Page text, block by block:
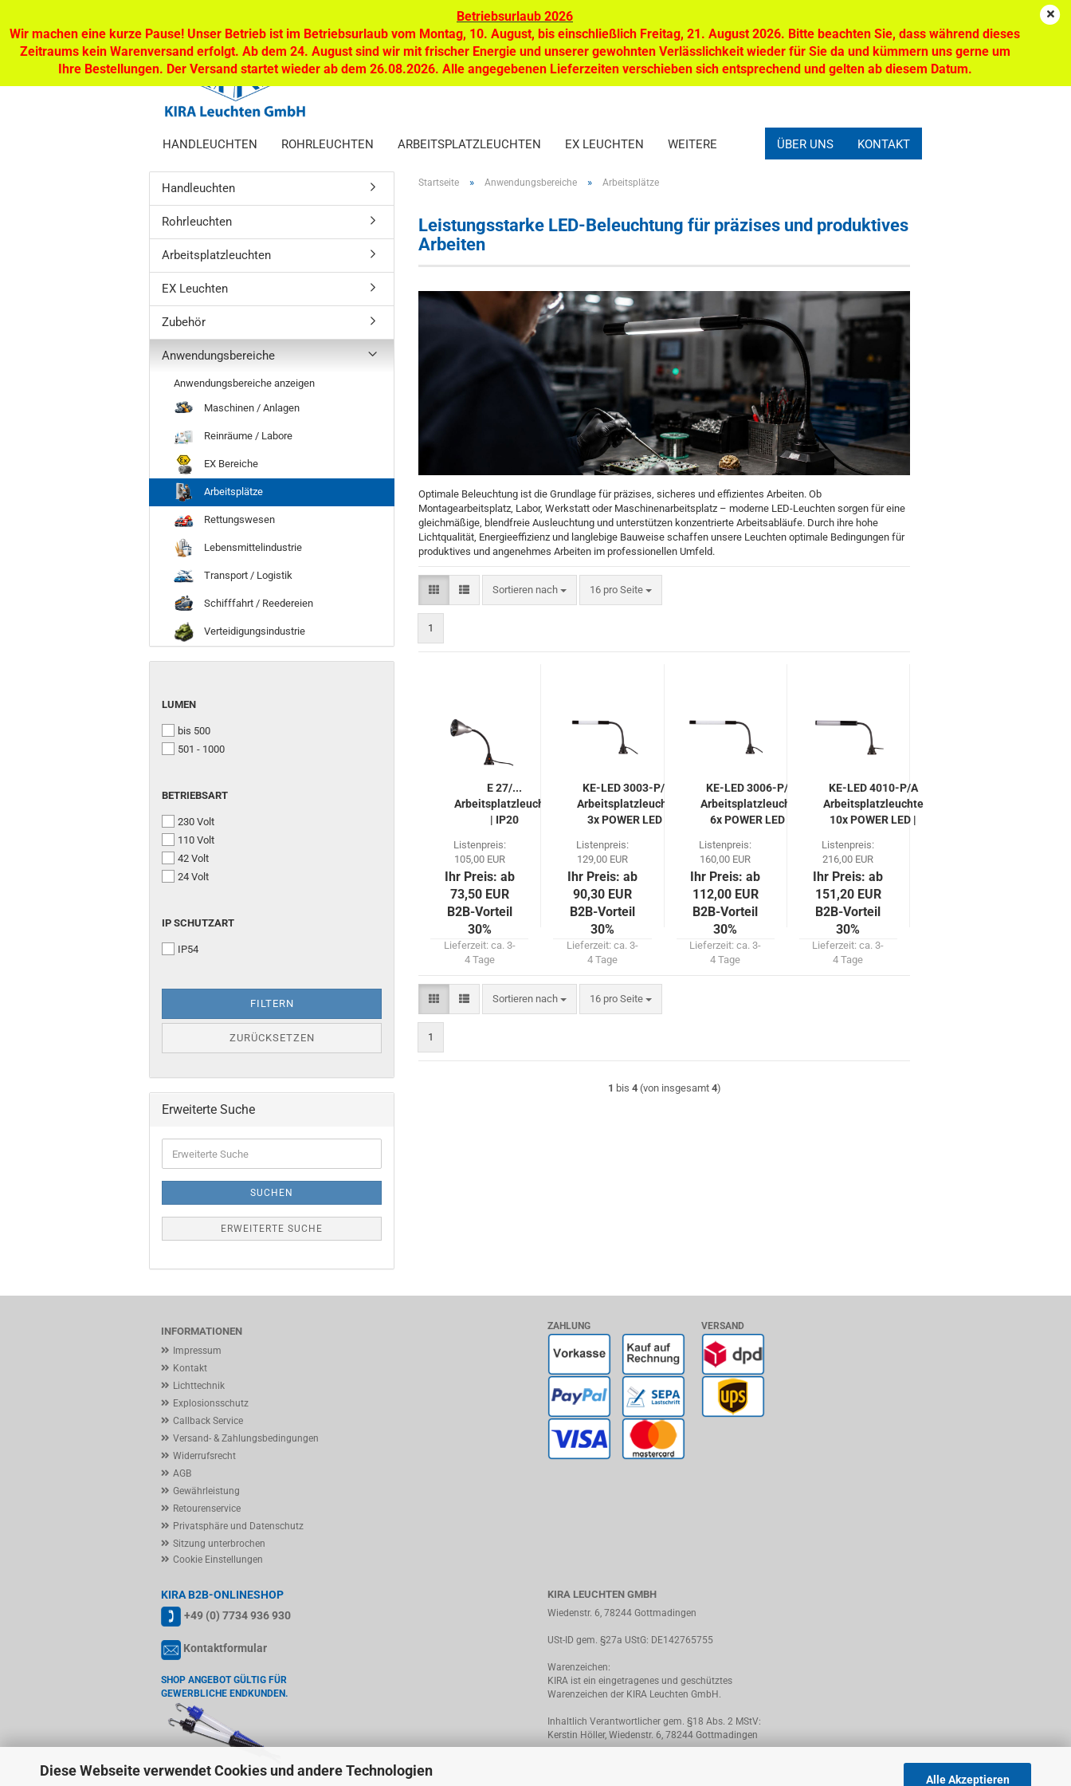
Diese Webseite verwendet Cookies und andere Technologien
Alle Akzeptieren
Alle
Suche... Ihr Warenkorb
0,00 EUR
Betriebsurlaub 2026
Wir machen eine kurze Pause! Unser Betrieb ist im Betriebsurlaub vom Montag, 10. August, bis einschließlich Freitag, 21. August 2026. Bitte beachten Sie, dass während dieses
Zeitraums kein Warenversand erfolgt. Ab dem 24. August sind wir mit frischer Energie und unserer gewohnten Verlässlichkeit wieder für Sie da und kümmern uns gerne um
Ihre Bestellungen. Der Versand startet wieder ab dem 26.08.2026. Alle angegebenen Lieferzeiten verschieben sich entsprechend und gelten ab diesem Datum.
HANDLEUCHTEN ROHRLEUCHTEN ARBEITSPLATZLEUCHTEN EX LEUCHTEN ÜBER UNS KONTAKT
WEITERE
Startseite » Anwendungsbereiche » Arbeitsplätze
Leistungsstarke LED-Beleuchtung für präzises und produktives
Arbeiten
Optimale Beleuchtung ist die Grundlage für präzises, sicheres und effizientes Arbeiten. Ob
Montagearbeitsplatz, Labor, Werkstatt oder Maschinenarbeitsplatz – moderne LED-Leuchten sorgen für eine
gleichmäßige, blendfreie Ausleuchtung und unterstützen konzentrierte Arbeitsabläufe. Durch ihre hohe
Lichtqualität, Energieeffizienz und langlebige Bauweise schaffen unsere Leuchten optimale Bedingungen für
produktives und angenehmes Arbeiten im professionellen Umfeld.
Sortieren nach
Sortieren nach 16 pro Seite
pro Seite
1
E 27/...
Arbeitsplatzleuchte
| IP20
Listenpreis:
105,00 EUR
Ihr Preis: ab
73,50 EUR
B2B-Vorteil
30%
Lieferzeit: ca. 3-
4 Tage
KE-LED 3003-P/A
Arbeitsplatzleuchte
3x POWER LED |
Listenpreis:
129,00 EUR
Ihr Preis: ab
90,30 EUR
B2B-Vorteil
30%
Lieferzeit:ca. 3-
4 Tage
KE-LED 3006-P/A
Arbeitsplatzleuchte
6x POWER LED |
Listenpreis:
160,00 EUR
Ihr Preis: ab
112,00 EUR
B2B-Vorteil
30%
Lieferzeit:ca. 3-
4 Tage
KE-LED 4010-P/A
Arbeitsplatzleuchte
10x POWER LED |
Listenpreis:
216,00 EUR
Ihr Preis: ab
151,20 EUR
B2B-Vorteil
30%
Lieferzeit:ca. 3-
4 Tage
Sortieren nach
Sortieren nach 16 pro Seite
pro Seite
1
1 bis 4(von insgesamt 4)
Handleuchten
Rohrleuchten
Arbeitsplatzleuchten
EX Leuchten
Zubehör
Anwendungsbereiche
Anwendungsbereiche anzeigen
Maschinen / Anlagen
Reinräume / Labore
EX Bereiche
Arbeitsplätze
Rettungswesen
Lebensmittelindustrie
Transport / Logistik
Schifffahrt / Reedereien
Verteidigungsindustrie
LUMEN
LUMEN
bis 500
501 - 1000
BETRIEBSART
BETRIEBSART
230 Volt
110 Volt
42 Volt
24 Volt
IP
IP SCHUTZART
IP54
FILTERN
ZURÜCKSETZEN
Erweiterte Suche
Suche
SUCHEN
ERWEITERTE SUCHE
INFORMATIONEN
Impressum
Kontakt
Lichttechnik
Explosionsschutz
Callback Service
Versand- & Zahlungsbedingungen
Widerrufsrecht
AGB
Gewährleistung
Retourenservice
Privatsphäre und Datenschutz
Sitzung unterbrochen
Cookie Einstellungen
ZAHLUNG VERSAND
KIRA B2B-ONLINESHOP
+49 (0) 7734 936 930
Kontaktformular
SHOP ANGEBOT GÜLTIG FÜR
GEWERBLICHE ENDKUNDEN.
KIRA LEUCHTEN GMBH
Wiedenstr. 6, 78244 Gottmadingen
USt-ID gem. §27a UStG: DE142765755
Warenzeichen:
KIRA ist ein eingetragenes und geschütztes
Warenzeichen der KIRA Leuchten GmbH.
Inhaltlich Verantwortlicher gem. §18 Abs. 2 MStV:
Kerstin Höller, Wiedenstr. 6, 78244 Gottmadingen